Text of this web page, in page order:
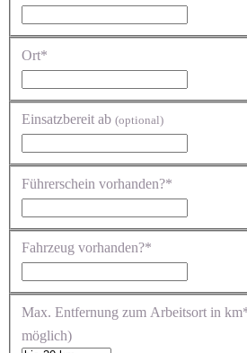
Ort*
Einsatzbereit ab (optional)
Führerschein vorhanden?*
Fahrzeug vorhanden?*
Max. Entfernung zum Arbeitsort in
möglich)